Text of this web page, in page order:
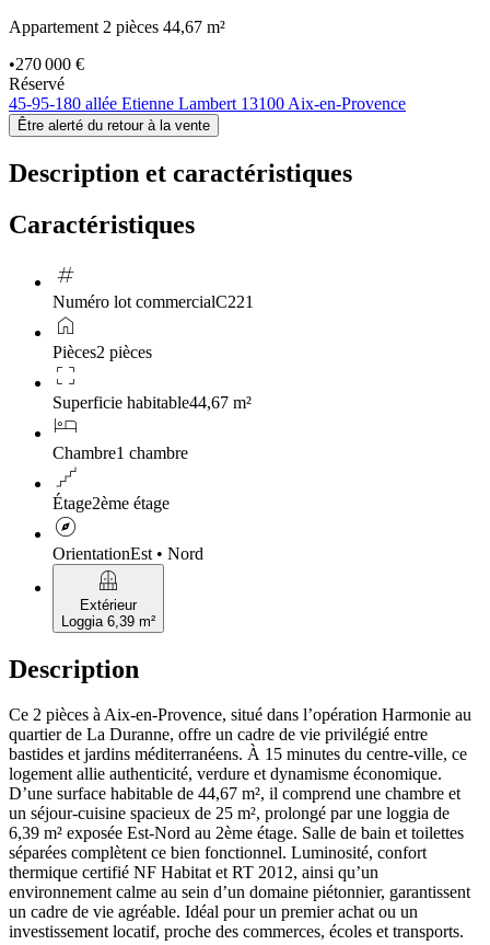
Appartement 2 pièces 44,67 m²
•270 000 €
Réservé
45-95-180 allée Etienne Lambert 13100 Aix-en-Provence
Être alerté du retour à la vente
Description et caractéristiques
Caractéristiques
tag
Numéro lot commercialC221
home
Pièces2 pièces
crop_free
Superficie habitable44,67 m²
hotel
Chambre1 chambre
floor
Étage2ème étage
explore
OrientationEst • Nord
balcony
Extérieur
Loggia 6,39 m²
Description
Ce 2 pièces à Aix-en-Provence, situé dans l’opération Harmonie au
quartier de La Duranne, offre un cadre de vie privilégié entre
bastides et jardins méditerranéens. À 15 minutes du centre-ville, ce
logement allie authenticité, verdure et dynamisme économique.
D’une surface habitable de 44,67 m², il comprend une chambre et
un séjour-cuisine spacieux de 25 m², prolongé par une loggia de
6,39 m² exposée Est-Nord au 2ème étage. Salle de bain et toilettes
séparées complètent ce bien fonctionnel. Luminosité, confort
thermique certifié NF Habitat et RT 2012, ainsi qu’un
environnement calme au sein d’un domaine piétonnier, garantissent
un cadre de vie agréable. Idéal pour un premier achat ou un
investissement locatif, proche des commerces, écoles et transports.